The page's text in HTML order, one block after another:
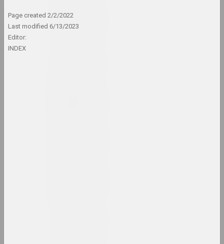
Page created 2/2/2022
Last modified 6/13/2023
Editor:
INDEX